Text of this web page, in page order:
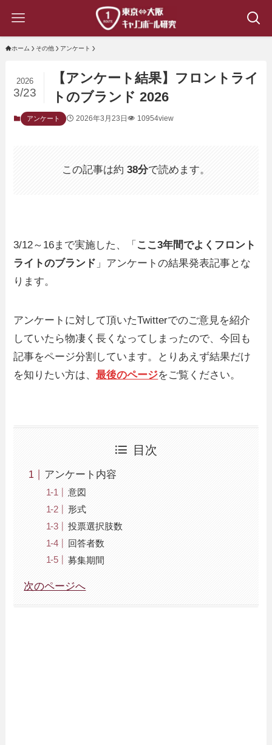
ホーム その他 アンケート
【アンケート結果】フロントライ
トのブランド 2026
2026
3/23
アンケート 2026年3月23日 10954view
この記事は約 38分で読めます。
3/12～16まで実施した、「 ここ3年間でよくフロント
ライトのブランド 」アンケートの結果発表記事とな
ります。
アンケートに対して頂いたTwitterでのご意見を紹介
していたら物凄く長くなってしまったので、今回も
記事をページ分割しています。とりあえず結果だけ
を知りたい方は、最後のページをご覧ください。
目次
アンケート内容
意図
形式
投票選択肢数
回答者数
募集期間
次のページへ